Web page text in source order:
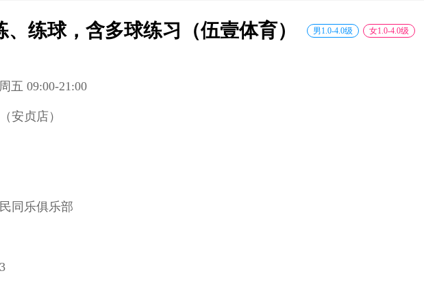
练球，含多球练习（伍壹体育） 男1.0-4.0级 女1.0-4.0级
周五 09:00-21:00
安贞店）
同乐俱乐部